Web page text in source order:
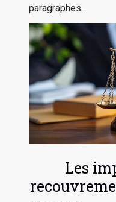
paragraphes...
Les